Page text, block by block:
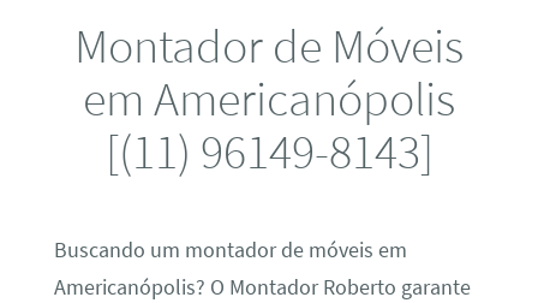
Montador de Móveis
em Americanópolis
[(11) 96149-8143]
Buscando um montador de móveis em
Americanópolis? O Montador Roberto garante